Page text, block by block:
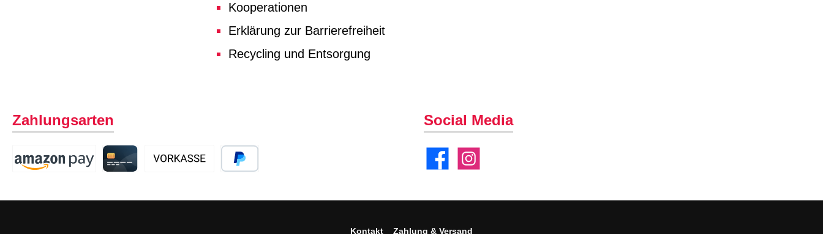
Kooperationen
Erklärung zur Barrierefreiheit
Recycling und Entsorgung
Zahlungsarten Social Media
FacebookInstagram
Kontakt Zahlung & Versand